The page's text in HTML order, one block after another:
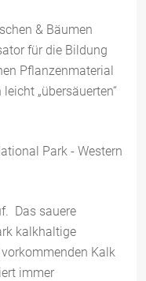
& Bäumen
für die Bildung
Pflanzenmaterial
„übersäuerten“
Das sauere
kalkhaltige
Kalk
immer